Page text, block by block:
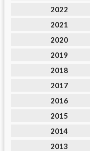
2022
2021
2020
2019
2018
2017
2016
2015
2014
2013